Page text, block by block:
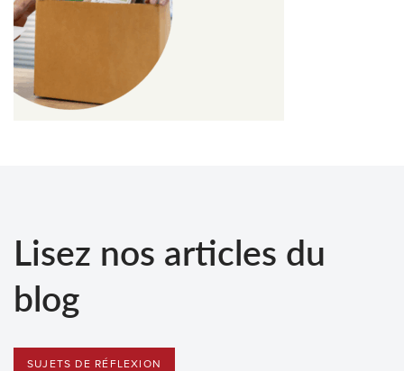
Lisez nos articles du
blog
SUJETS DE RÉFLEXION